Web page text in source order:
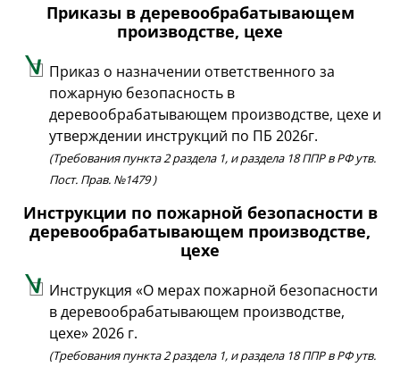
Приказы в деревообрабатывающем
производстве, цехе
Приказ о назначении ответственного за
пожарную безопасность в
деревообрабатывающем производстве, цехе и
утверждении инструкций по ПБ 2026г.
(Требования пункта 2 раздела 1, и раздела 18 ППР в РФ утв.
Пост. Прав. №1479 )
Инструкции по пожарной безопасности в
деревообрабатывающем производстве,
цехе
Инструкция «О мерах пожарной безопасности
в деревообрабатывающем производстве,
цехе» 2026 г.
(Требования пункта 2 раздела 1, и раздела 18 ППР в РФ утв.